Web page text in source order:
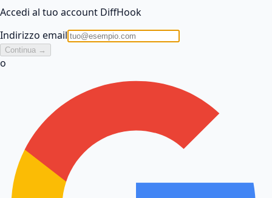
Accedi al tuo account DiffHook
Indirizzo email
Continua →
o